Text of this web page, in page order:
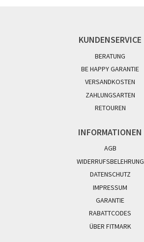
KUNDENSERVICE
BERATUNG
BE HAPPY GARANTIE
VERSANDKOSTEN
ZAHLUNGSARTEN
RETOUREN
INFORMATIONEN
AGB
WIDERRUFSBELEHRUNG
DATENSCHUTZ
IMPRESSUM
GARANTIE
RABATTCODES
ÜBER FITMARK